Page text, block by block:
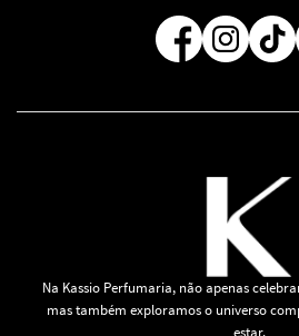
Regra de Frete Grátis
Na Kassio Perfumaria, não apenas
mas também exploramos o universo
estar.